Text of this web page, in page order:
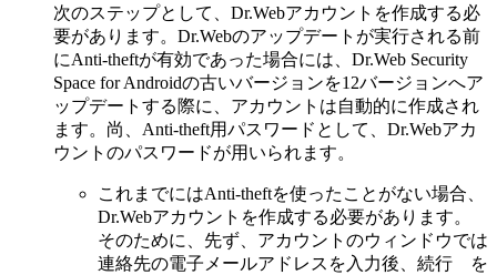
次のステップとして、Dr.Webアカウントを作成する必
要があります。Dr.Webのアップデートが実行される前
にAnti-theftが有効であった場合には、Dr.Web Security
Space for Androidの古いバージョンを12バージョンへア
ップデートする際に、アカウントは自動的に作成され
ます。尚、Anti-theft用パスワードとして、Dr.Webアカ
ウントのパスワードが用いられます。
これまでにはAnti-theftを使ったことがない場合、
Dr.Webアカウントを作成する必要があります。
そのために、先ず、アカウントのウィンドウでは
連絡先の電子メールアドレスを入力後、続行 を